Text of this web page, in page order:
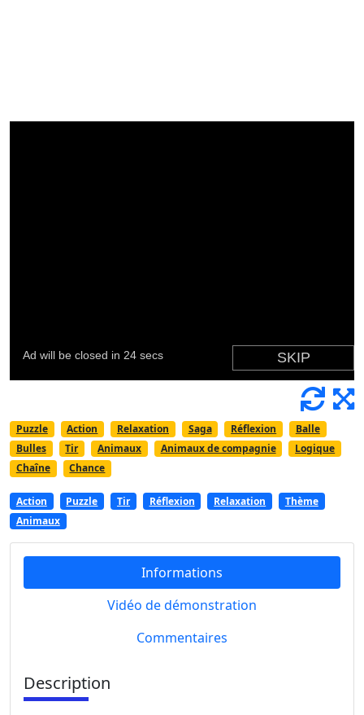
Puzzle Action Relaxation Saga Réflexion
Balle
Bulles
Tir Animaux Animaux de compagnie
Logique
Chaîne
Chance
Action Puzzle Tir Réflexion Relaxation
Thème
Animaux
Informations
Vidéo de démonstration
Commentaires
Description